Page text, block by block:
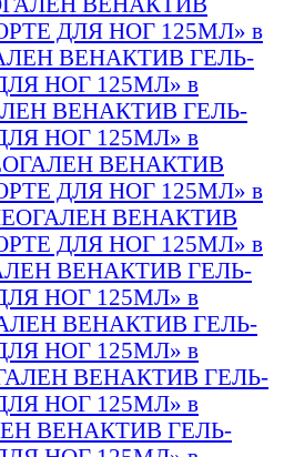
ДЛЯ НОГ 125МЛ» в
ВЕНАКТИВ ГЕЛЬ-
НОГ 125МЛ» в
ВЕНАКТИВ ГЕЛЬ-
НОГ 125МЛ» в
ВЕНАКТИВ
ДЛЯ НОГ 125МЛ» в
ВЕНАКТИВ
ДЛЯ НОГ 125МЛ» в
ВЕНАКТИВ ГЕЛЬ-
НОГ 125МЛ» в
ВЕНАКТИВ ГЕЛЬ-
НОГ 125МЛ» в
ВЕНАКТИВ ГЕЛЬ-
НОГ 125МЛ» в
ВЕНАКТИВ ГЕЛЬ-